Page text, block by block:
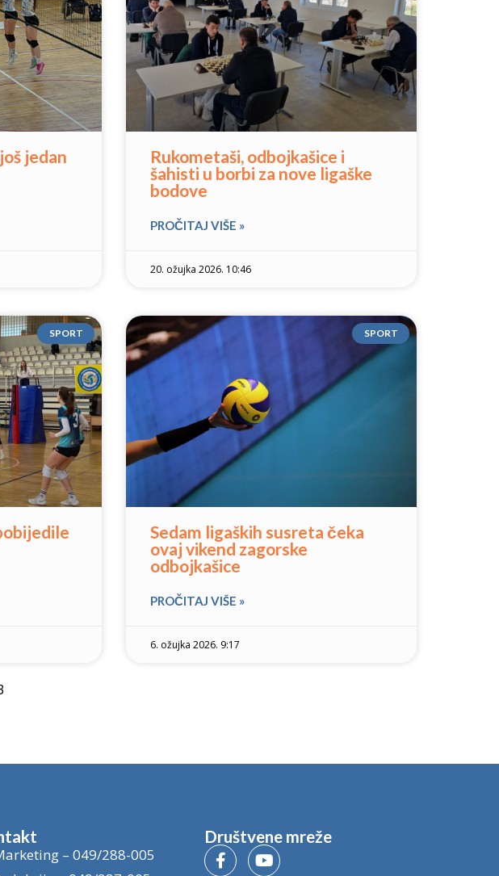
jedan
Rukometaši, odbojkašice i
šahisti u borbi za nove ligaške
bodove
PROČITAJ VIŠE »
20. ožujka 2026. 10:46
SPORT SPORT
Sedam ligaških susreta čeka
ovaj vikend zagorske
odbojkašice
PROČITAJ VIŠE »
6. ožujka 2026. 9:17
– 049/288-005
Društvene mreže